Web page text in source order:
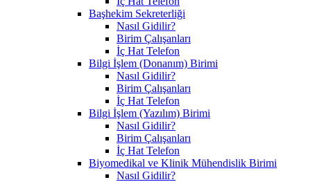
Başhekim Sekreterliği
Nasıl Gidilir?
Birim Çalışanları
İç Hat Telefon
Bilgi İşlem (Donanım) Birimi
Nasıl Gidilir?
Birim Çalışanları
İç Hat Telefon
Bilgi İşlem (Yazılım) Birimi
Nasıl Gidilir?
Birim Çalışanları
İç Hat Telefon
Biyomedikal ve Klinik Mühendislik Birimi
Nasıl Gidilir?